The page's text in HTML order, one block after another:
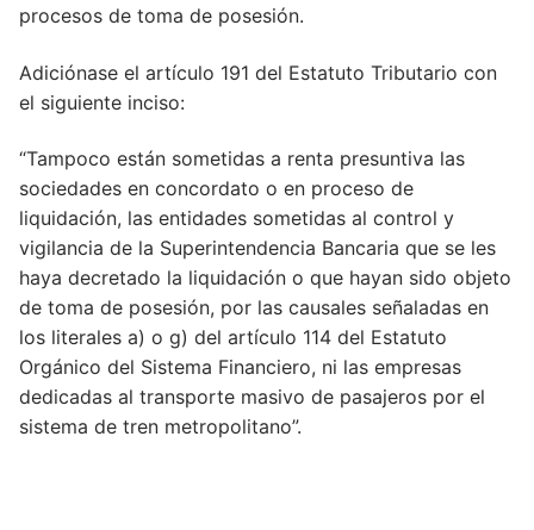
Artículo 121
Artículo 121
Artículo 121A
Artículo 122
Artículo 123
procesos de toma de posesión.
Adiciónase el artículo 191 del Estatuto Tributario con
el siguiente inciso:
“Tampoco están sometidas a renta presuntiva las
sociedades en concordato o en proceso de
liquidación, las entidades sometidas al control y
vigilancia de la Superintendencia Bancaria que se les
haya decretado la liquidación o que hayan sido objeto
de toma de posesión, por las causales señaladas en
los literales a) o g) del artículo 114 del Estatuto
Orgánico del Sistema Financiero, ni las empresas
dedicadas al transporte masivo de pasajeros por el
sistema de tren metropolitano”.